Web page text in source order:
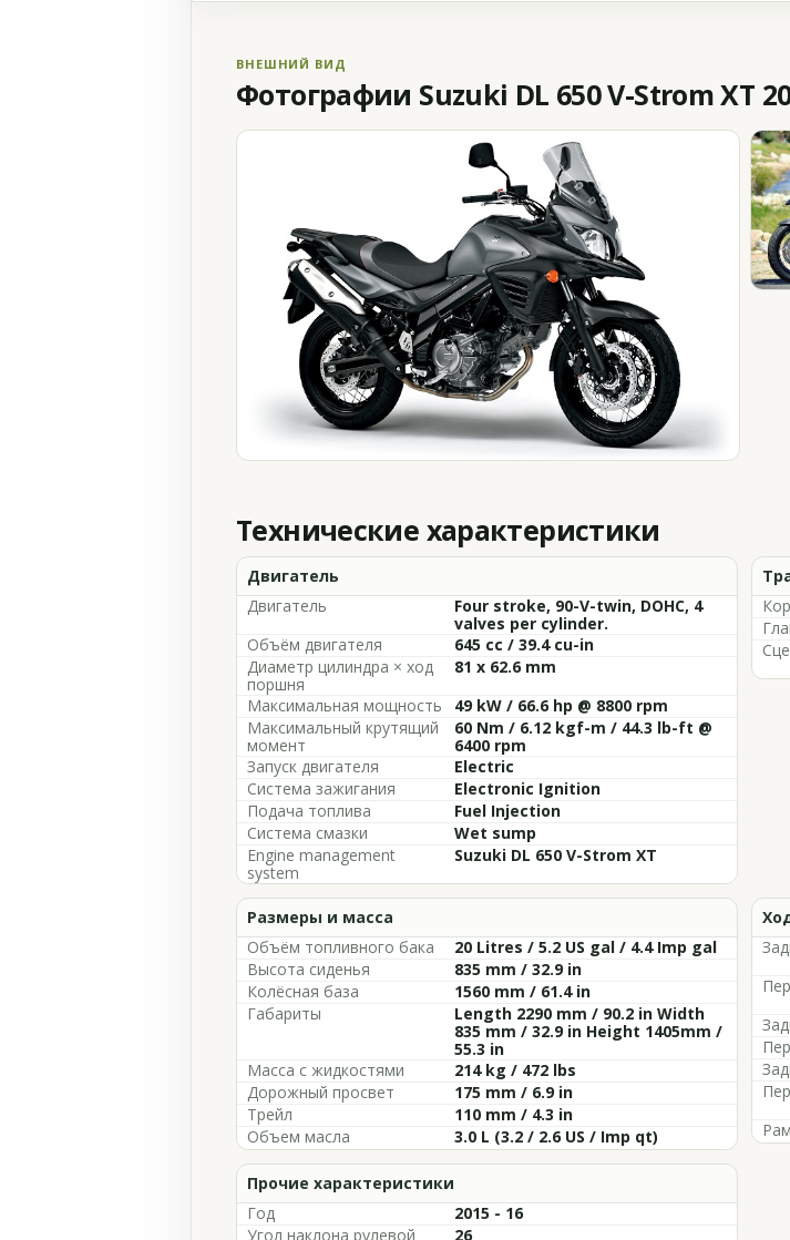
ВНЕШНИЙ ВИД
Фотографии Suzuki DL 650 V-Strom XT
Технические характеристики
Двигатель
Двигатель
Four stroke, 90-V-twin, DOHC, 4
valves per cylinder.
Объём двигателя
645 cc / 39.4 cu-in
Диаметр цилиндра × ход
поршня
81 x 62.6 mm
Максимальная мощность
49 kW / 66.6 hp @ 8800 rpm
Максимальный крутящий
момент
60 Nm / 6.12 kgf-m / 44.3 lb-ft @
6400 rpm
Запуск двигателя
Electric
Система зажигания
Electronic Ignition
Подача топлива
Fuel Injection
Система смазки
Wet sump
Engine management
system
Suzuki DL 650 V-Strom XT
Размеры и масса
Объём топливного бака
20 Litres / 5.2 US gal / 4.4 Imp gal
Высота сиденья
835 mm / 32.9 in
Колёсная база
1560 mm / 61.4 in
Габариты
Length 2290 mm / 90.2 in Width
835 mm / 32.9 in Height 1405mm /
55.3 in
Масса с жидкостями
214 kg / 472 lbs
Дорожный просвет
175 mm / 6.9 in
Трейл
110 mm / 4.3 in
Объем масла
3.0 L (3.2 / 2.6 US / Imp qt)
Прочие характеристики
Год
2015 - 16
Угол наклона рулевой
26